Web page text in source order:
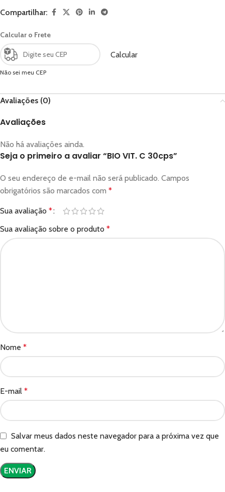
Compartilhar:
Calcular o Frete
Calcular
Não sei meu CEP
Avaliações (0)
Avaliações
Não há avaliações ainda.
Seja o primeiro a avaliar “BIO VIT. C 30cps”
O seu endereço de e-mail não será publicado. Campos
obrigatórios são marcados com *
Sua avaliação *
Sua avaliação sobre o produto *
Nome *
E-mail *
Salvar meus dados neste navegador para a próxima vez que
eu comentar.